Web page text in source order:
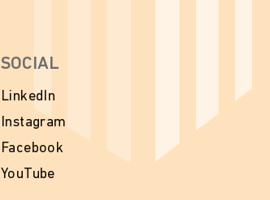
SOCIAL
LinkedIn
Instagram
Facebook
YouTube